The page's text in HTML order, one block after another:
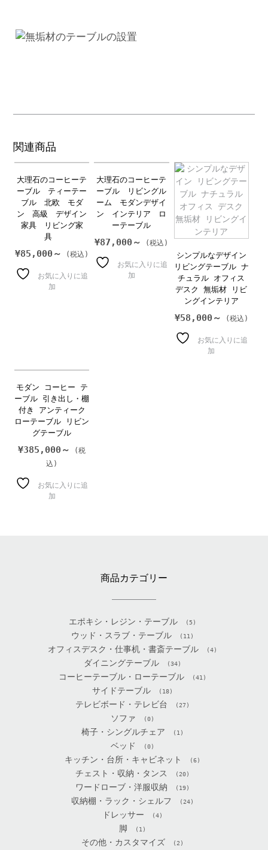
関連商品
大理石のコーヒーテ
ーブル ティーテー
ブル 北欧 モダ
ン 高級 デザイン
家具 リビング家
具
¥85,000～
お気に入りに追
加
大理石のコーヒーテ
ーブル リビングル
ーム モダンデザイ
ン インテリア ロ
ーテーブル
¥87,000～
お気に入りに追
加
シンプルなデザイン
リビングテーブル ナ
チュラル オフィス
デスク 無垢材 リビ
ングインテリア
¥58,000～
お気に入りに追
加
モダン コーヒー テ
ーブル 引き出し・棚
付き アンティーク
ローテーブル リビン
グテーブル
¥385,000～
お気に入りに追
加
商品カテゴリー
エポキシ・レジン・テーブル (5)
ウッド・スラブ・テーブル (11)
オフィスデスク・仕事机・書斎テーブル (4)
ダイニングテーブル (34)
コーヒーテーブル・ローテーブル (41)
サイドテーブル (18)
テレビボード・テレビ台 (27)
ソファ (0)
椅子・シングルチェア (1)
ベッド (0)
キッチン・台所・キャビネット (6)
チェスト・収納・タンス (20)
ワードローブ・洋服収納 (19)
収納棚・ラック・シェルフ (24)
ドレッサー (4)
脚 (1)
その他・カスタマイズ (2)